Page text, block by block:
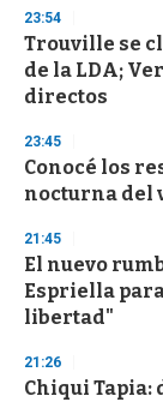
23:54
Trouville se
de la LDA;
directos
23:45
Conocé los
nocturna del
21:45
El nuevo
Espriella
libertad"
21:26
Chiqui Tapia: